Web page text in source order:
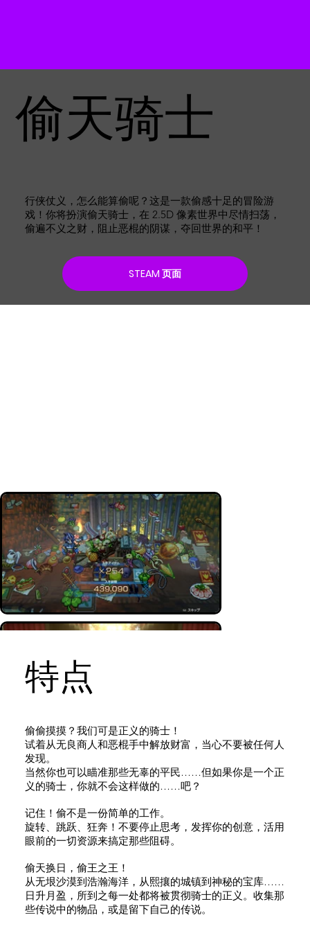
Load More
特点
偷偷摸摸？我们可是正义的骑士！
试着从无良商人和恶棍手中解放财富，当心不要被任何人
发现。
当然你也可以瞄准那些无辜的平民……但如果你是一个正
义的骑士，你就不会这样做的……吧？
记住！偷不是一份简单的工作。
旋转、跳跃、狂奔！不要停止思考，发挥你的创意，活用
眼前的一切资源来搞定那些阻碍。
偷天换日，偷王之王！
从无垠沙漠到浩瀚海洋，从熙攘的城镇到神秘的宝库……
日升月盈，所到之每一处都将被贯彻骑士的正义。收集那
些传说中的物品，或是留下自己的传说。
STEAM 页面
行侠仗义，怎么能算偷呢？这是一款偷感十足的冒险游
戏！你将扮演偷天骑士，在 2.5D 像素世界中尽情扫荡，
偷遍不义之财，阻止恶棍的阴谋，夺回世界的和平！
偷天骑士